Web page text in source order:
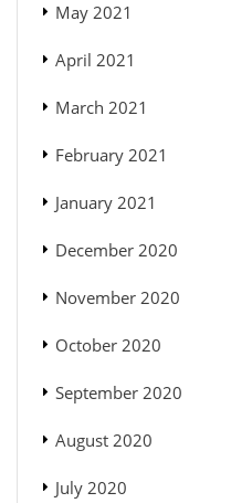
May 2021
April 2021
March 2021
February 2021
January 2021
December 2020
November 2020
October 2020
September 2020
August 2020
July 2020